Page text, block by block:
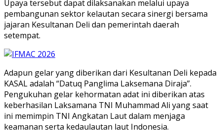
Upaya tersebut dapat dilaksanakan melalui upaya
pembangunan sektor kelautan secara sinergi bersama
jajaran Kesultanan Deli dan pemerintah daerah
setempat.
Adapun gelar yang diberikan dari Kesultanan Deli kepada
KASAL adalah “Datuq Panglima Laksemana Diraja”.
Pengukuhan gelar kehormatan adat ini diberikan atas
keberhasilan Laksamana TNI Muhammad Ali yang saat
ini memimpin TNI Angkatan Laut dalam menjaga
keamanan serta kedaulautan laut Indonesia.